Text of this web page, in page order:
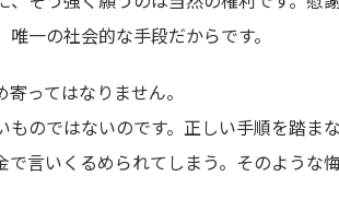
一の社会的な手段だからです。
ってはなりません。
のではないのです。正しい手順を踏ま
言いくるめられてしまう。そのような